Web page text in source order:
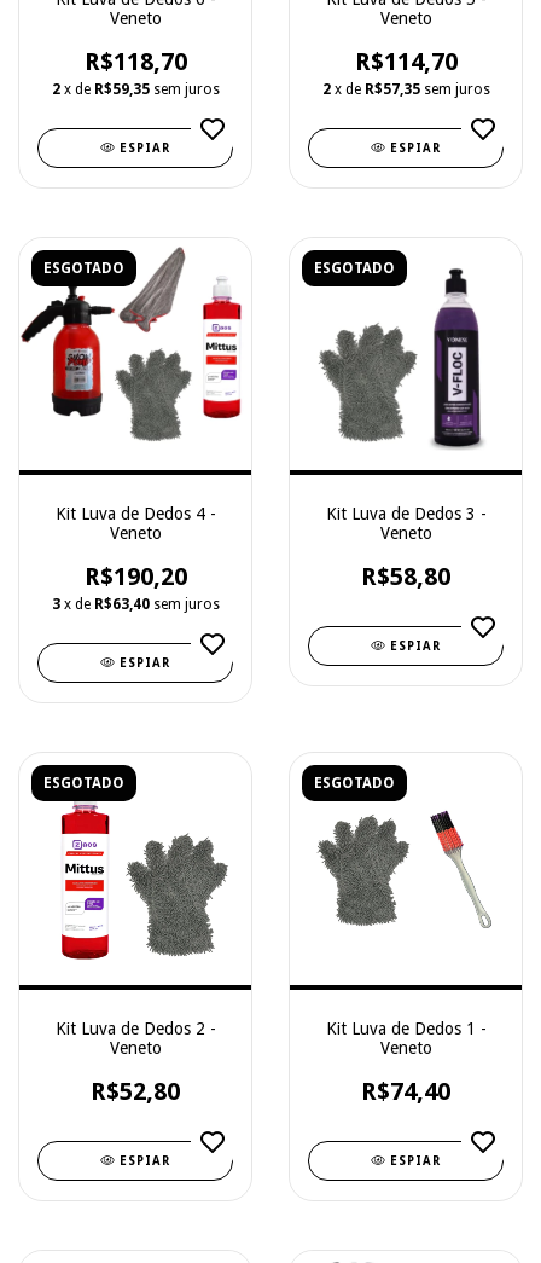
Veneto
R$118,70
2 x de R$59,35 sem juros
ESPIAR
Veneto
R$114,70
2 x de R$57,35 sem juros
ESPIAR
ESGOTADO
Kit Luva de Dedos 4 -
Veneto
R$190,20
3 x de R$63,40 sem juros
ESPIAR
ESGOTADO
Kit Luva de Dedos 3 -
Veneto
R$58,80
ESPIAR
ESGOTADO
Kit Luva de Dedos 2 -
Veneto
R$52,80
ESPIAR
ESGOTADO
Kit Luva de Dedos 1 -
Veneto
R$74,40
ESPIAR